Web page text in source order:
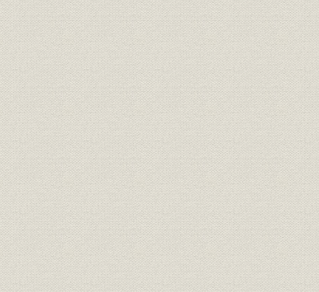
第三章 日本へ渡来した裁縫ミシン
1 日本へ入ってきたミシン第一号
日本へ入った第一号
幕末の極東情勢とペリー艦隊の来航
ペリー、二度目の来航
日米和親条約の調印
将軍の寡婦、ミシンをもてあそぶ
2 日本の開国
ハリス総領事の来日
日米修好条約の調印